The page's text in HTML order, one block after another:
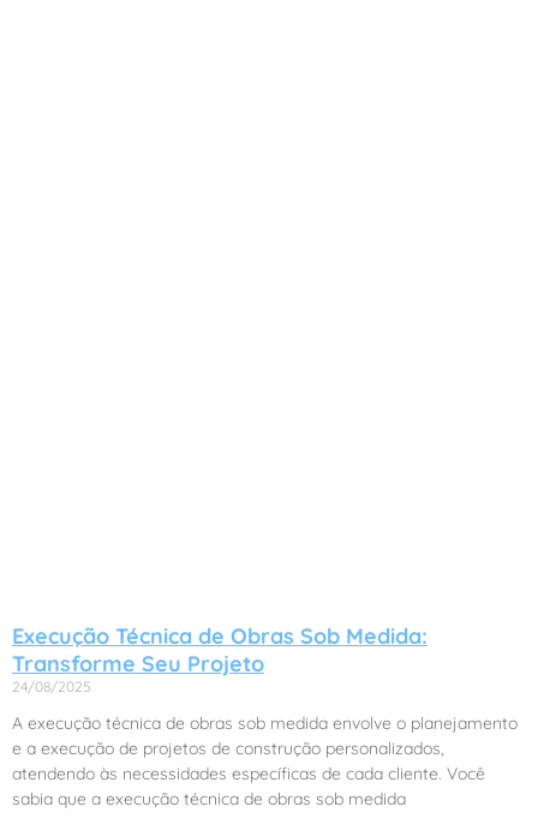
Execução Técnica de Obras Sob Medida:
Transforme Seu Projeto
24/08/2025
A execução técnica de obras sob medida envolve o planejamento
e a execução de projetos de construção personalizados,
atendendo às necessidades específicas de cada cliente. Você
sabia que a execução técnica de obras sob medida